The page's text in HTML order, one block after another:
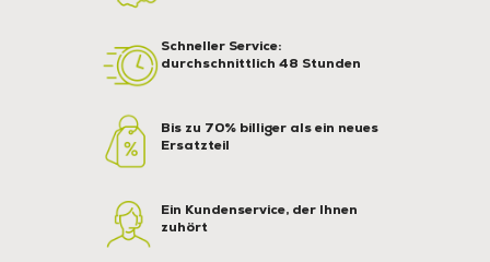
Schneller Service:
durchschnittlich 48 Stunden
Bis zu 70% billiger als ein neues
Ersatzteil
Ein Kundenservice, der Ihnen
zuhört